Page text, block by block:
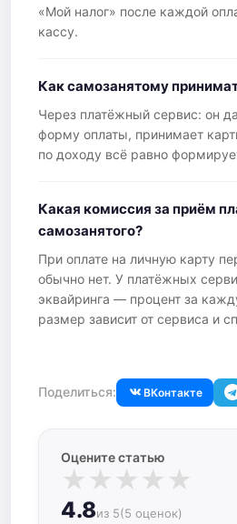
«Мой налог» после каждой
кассу.
Как самозанятому
Через платёжный сервис: он
форму оплаты, принимает
по доходу всё равно
Какая комиссия за приём
самозанятого?
При оплате на личную карту
обычно нет. У платёжных
эквайринга — процент за
размер зависит от сервиса и
Поделиться: ВКонтакте
Оцените статью
★
★
★
★
★
4.8из 5(5 оценок)